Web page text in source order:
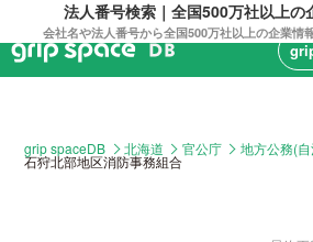
法人番号検索｜全国500万社以上の
会社名や法人番号から全国500万社以上の企業情
grip spaceDB 北海道 官公庁 地方公務(
石狩北部地区消防事務組合